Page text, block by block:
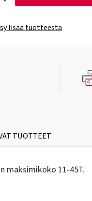
lisää tuotteesta
TUOTTEET
maksimikoko 11-45T.